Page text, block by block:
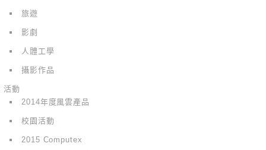
旅遊
影劇
人體工學
攝影作品
活動
2014年度風雲產品
校園活動
2015 Computex